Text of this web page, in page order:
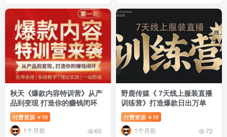
秋天《爆款内容特训营》从产
品到变现 打造你的赚钱闭环
付费资源 ￥ 10
1个月前 60
野鹿传媒《 7天线上服装直播
训练营》打造爆款日出万单
付费资源 ￥ 10
1个月前 72